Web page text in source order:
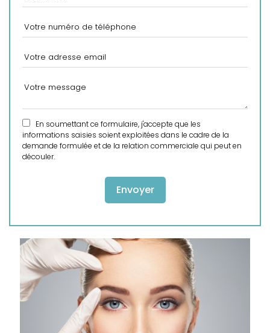
En soumettant ce formulaire, j'accepte que les
informations saisies soient exploitées dans le cadre de la
demande formulée et de la relation commerciale qui peut en
découler.